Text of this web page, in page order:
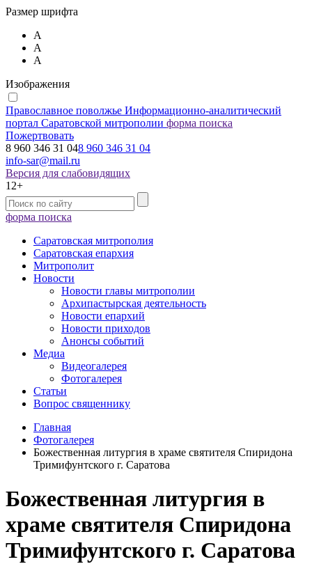
Размер шрифта
А
А
А
Изображения
Православное поволжье Информационно-аналитический
портал Саратовской митрополии форма поиска
Пожертвовать
8 960 346 31 048 960 346 31 04
info-sar@mail.ru
Версия для слабовидящих
12+
форма поиска
Саратовская митрополия
Саратовская епархия
Митрополит
Новости
Новости главы митрополии
Архипастырская деятельность
Новости епархий
Новости приходов
Анонсы событий
Медиа
Видеогалерея
Фотогалерея
Статьи
Вопрос священнику
Главная
Фотогалерея
Божественная литургия в храме святителя Спиридона
Тримифунтского г. Саратова
Божественная литургия в
храме святителя Спиридона
Тримифунтского г. Саратова